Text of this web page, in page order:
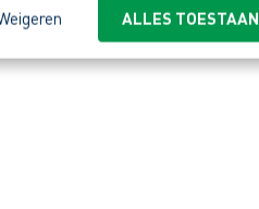
ALLES TOESTAAN